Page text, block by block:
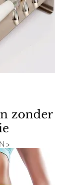
zonder
>